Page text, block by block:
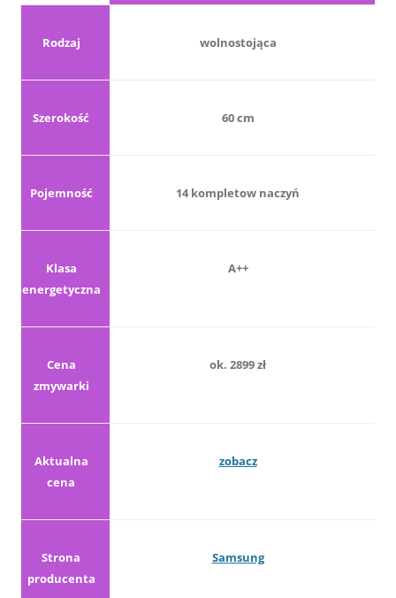
Rodzaj wolnostojąca
Szerokość 60 cm
Pojemność 14 kompletow naczyń
Klasa
energetyczna
A++
Cena
zmywarki
ok. 2899 zł
Aktualna
cena
zobacz
Strona
producenta
Samsung